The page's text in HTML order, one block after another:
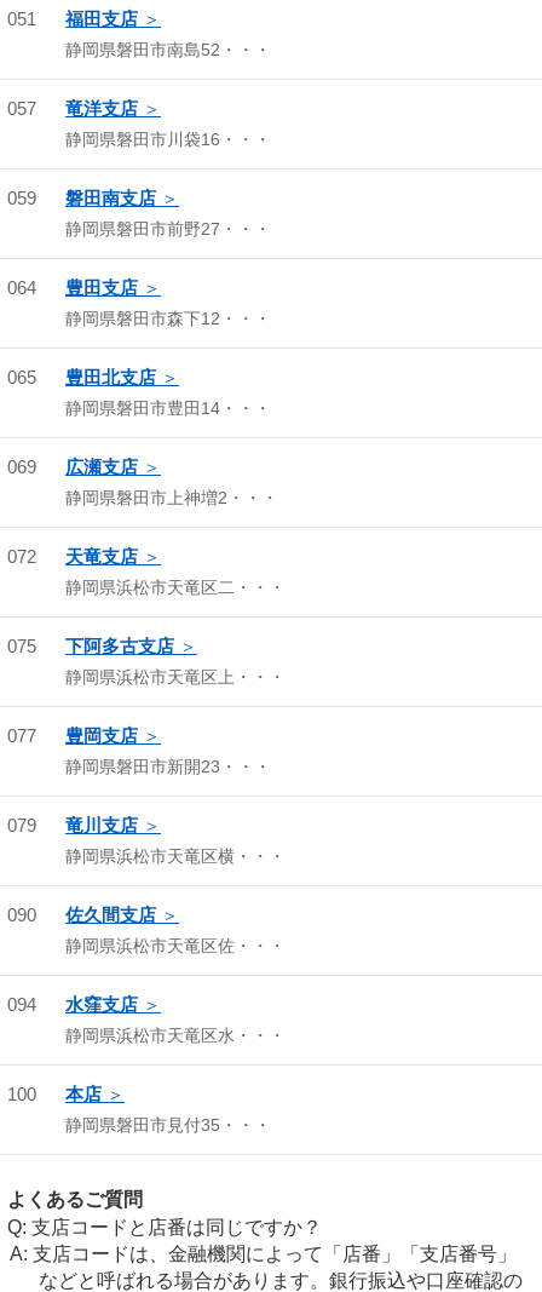
051 福田支店
静岡県磐田市南島52・・・
057 竜洋支店
静岡県磐田市川袋16・・・
059 磐田南支店
静岡県磐田市前野27・・・
064 豊田支店
静岡県磐田市森下12・・・
065 豊田北支店
静岡県磐田市豊田14・・・
069 広瀬支店
静岡県磐田市上神増2・・・
072 天竜支店
静岡県浜松市天竜区二・・・
075 下阿多古支店
静岡県浜松市天竜区上・・・
077 豊岡支店
静岡県磐田市新開23・・・
079 竜川支店
静岡県浜松市天竜区横・・・
090 佐久間支店
静岡県浜松市天竜区佐・・・
094 水窪支店
静岡県浜松市天竜区水・・・
100 本店
静岡県磐田市見付35・・・
よくあるご質問
支店コードと店番は同じですか？
支店コードは、金融機関によって「店番」「支店番号」
などと呼ばれる場合があります。銀行振込や口座確認の